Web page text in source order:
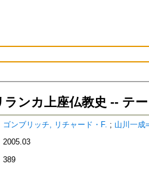
ランカ上座仏教史 -- テ
ゴンブリッチ, リチャード・F. ; 山川一成
2005.03
389